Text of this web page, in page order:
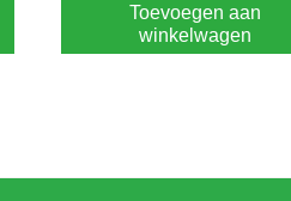
Toevoegen aan
winkelwagen